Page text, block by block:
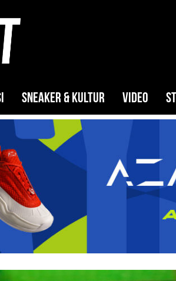
SNEAKER & KULTUR VIDEO